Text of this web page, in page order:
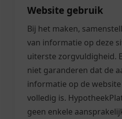
Website gebruik
Bij het maken,
van informatie op deze
uiterste zorgvuldigheid.
niet garanderen dat de
informatie op de
volledig is.
geen enkele